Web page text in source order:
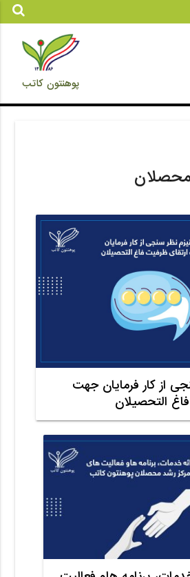
پوهنتون کاتب
محصلان
از کار فرمایان جهت
التحصیلان